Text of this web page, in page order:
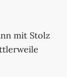
mit Stolz